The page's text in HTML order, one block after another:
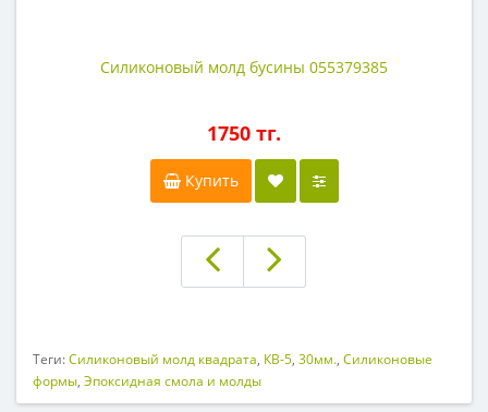
Силиконовый молд бусины 055379385
1750 тг.
Купить
Теги:Силиконовый молд квадрата, КВ-5, 30мм., Силиконовые
формы, Эпоксидная смола и молды